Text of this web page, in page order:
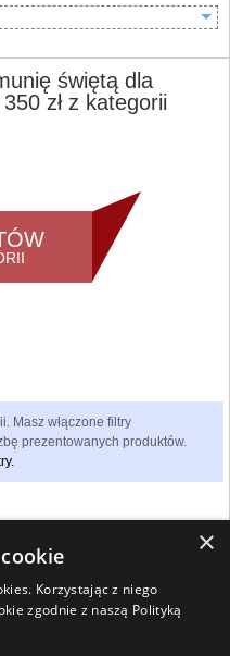
świętą dla
zł z kategorii
Masz włączone filtry
prezentowanych produktów.
×
Korzystając z niego
zgodnie z naszą Polityką